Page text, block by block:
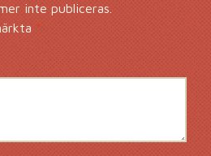
inte publiceras.
*